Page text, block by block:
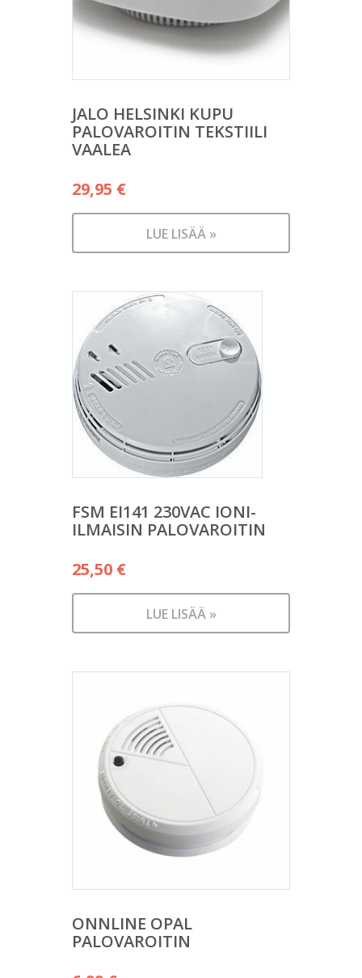
JALO HELSINKI KUPU
PALOVAROITIN TEKSTIILI
VAALEA
29,95 €
LUE LISÄÄ »
FSM EI141 230VAC IONI-
ILMAISIN PALOVAROITIN
25,50 €
LUE LISÄÄ »
ONNLINE OPAL
PALOVAROITIN